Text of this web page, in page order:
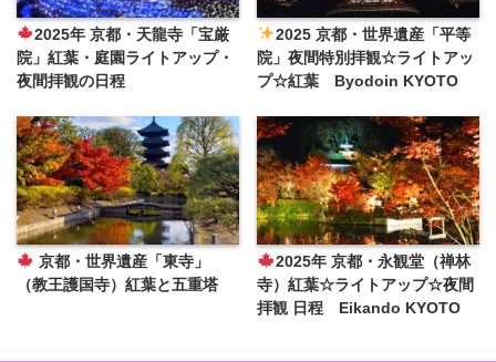
2025年 京都・天龍寺「宝厳
院」紅葉・庭園ライトアップ・
夜間拝観の日程
2025 京都・世界遺産「平等
院」夜間特別拝観☆ライトアッ
プ☆紅葉 Byodoin KYOTO
京都・世界遺産「東寺」
（教王護国寺）紅葉と五重塔
2025年 京都・永観堂（禅林
寺）紅葉☆ライトアップ☆夜間
拝観 日程 Eikando KYOTO